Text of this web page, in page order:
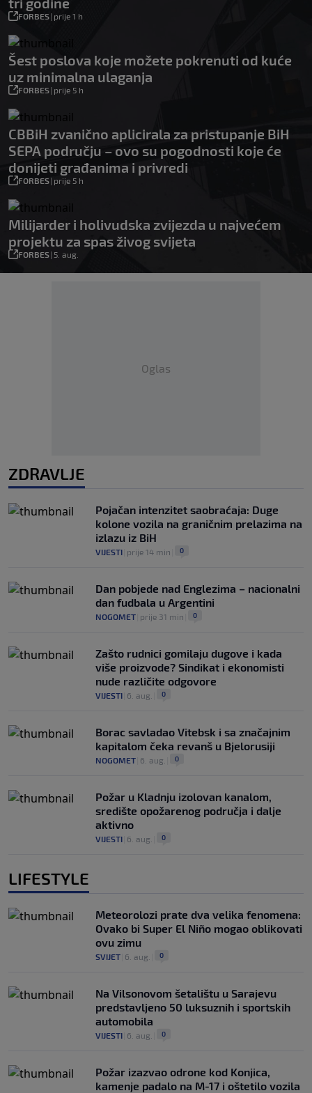
FORBES| prije 1 h
Šest poslova koje možete pokrenuti od kuće
uz minimalna ulaganja
FORBES| prije 5 h
CBBiH zvanično aplicirala za pristupanje BiH
SEPA području – ovo su pogodnosti koje će
donijeti građanima i privredi
FORBES| prije 5 h
Milijarder i holivudska zvijezda u najvećem
projektu za spas živog svijeta
FORBES| 5. aug.
Oglas
ZDRAVLJE
Pojačan intenzitet saobraćaja: Duge
kolone vozila na graničnim prelazima na
izlazu iz BiH
VIJESTI prije 14 min 0
Dan pobjede nad Englezima – nacionalni
dan fudbala u Argentini
NOGOMET prije 31 min 0
Zašto rudnici gomilaju dugove i kada
više proizvode? Sindikat i ekonomisti
nude različite odgovore
VIJESTI 6. aug. 0
Borac savladao Vitebsk i sa značajnim
kapitalom čeka revanš u Bjelorusiji
NOGOMET 6. aug. 0
Požar u Kladnju izolovan kanalom,
središte opožarenog područja i dalje
aktivno
VIJESTI 6. aug. 0
LIFESTYLE
Meteorolozi prate dva velika fenomena:
Ovako bi Super El Niño mogao oblikovati
ovu zimu
SVIJET 6. aug. 0
Na Vilsonovom šetalištu u Sarajevu
predstavljeno 50 luksuznih i sportskih
automobila
VIJESTI 6. aug. 0
Požar izazvao odrone kod Konjica,
kamenje padalo na M-17 i oštetilo vozila